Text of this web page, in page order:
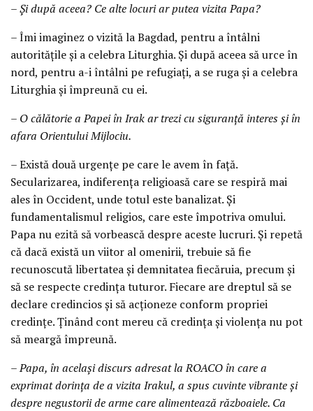
– Și după aceea? Ce alte locuri ar putea vizita Papa?
– Îmi imaginez o vizită la Bagdad, pentru a întâlni
autoritățile și a celebra Liturghia. Și după aceea să urce în
nord, pentru a-i întâlni pe refugiați, a se ruga și a celebra
Liturghia și împreună cu ei.
– O călătorie a Papei în Irak ar trezi cu siguranță interes și în
afara Orientului Mijlociu.
– Există două urgențe pe care le avem în față.
Secularizarea, indiferența religioasă care se respiră mai
ales în Occident, unde totul este banalizat. Și
fundamentalismul religios, care este împotriva omului.
Papa nu ezită să vorbească despre aceste lucruri. Și repetă
că dacă există un viitor al omenirii, trebuie să fie
recunoscută libertatea și demnitatea fiecăruia, precum și
să se respecte credința tuturor. Fiecare are dreptul să se
declare credincios și să acționeze conform propriei
credințe. Ținând cont mereu că credința și violența nu pot
să meargă împreună.
– Papa, în același discurs adresat la ROACO în care a
exprimat dorința de a vizita Irakul, a spus cuvinte vibrante și
despre negustorii de arme care alimentează războaiele. Ca